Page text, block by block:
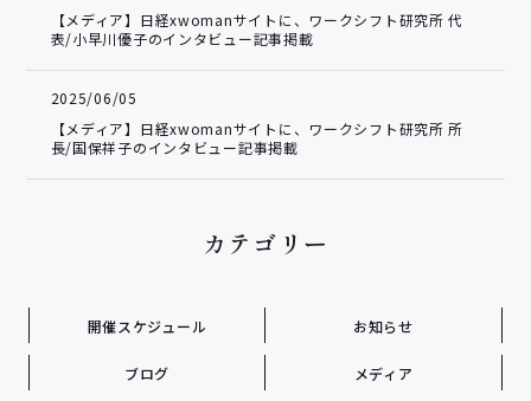
【メディア】日経xwomanサイトに、ワークシフト研究所 代
表/小早川優子のインタビュー記事掲載
2025/06/05
【メディア】日経xwomanサイトに、ワークシフト研究所 所
長/国保祥子のインタビュー記事掲載
カテゴリー
開催スケジュール お知らせ
ブログ メディア